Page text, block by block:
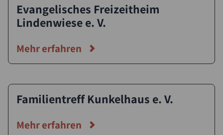
Evangelisches Freizeitheim
Lindenwiese e. V.
Mehr erfahren
Familientreff Kunkelhaus e. V.
Mehr erfahren